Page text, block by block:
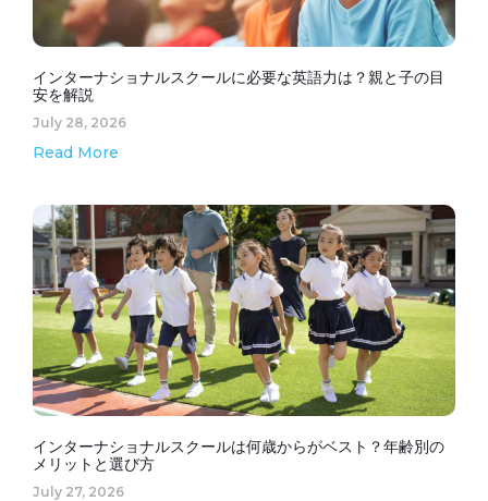
インターナショナルスクールに必要な英語力は？親と子の目
安を解説
July 28, 2026
Read More
インターナショナルスクールは何歳からがベスト？年齢別の
メリットと選び方
July 27, 2026